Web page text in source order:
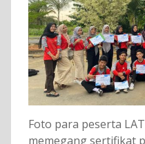
Foto para peserta
memegang sertifikat